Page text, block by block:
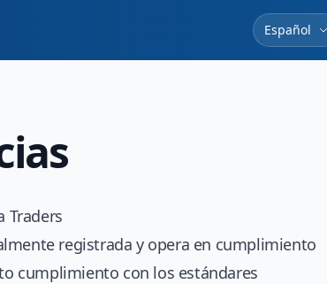
Español
Traders
registrada y opera en cumplimiento
cumplimiento con los estándares